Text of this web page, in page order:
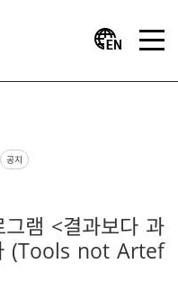
공지
램 <결과보다 과
(Tools not Artef